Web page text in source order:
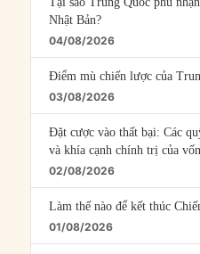
Nhật Bản?
04/08/2026
Điểm mù chiến lược của
03/08/2026
Đặt cược vào thất bại: Các
và khía cạnh chính trị của
02/08/2026
Làm thế nào để kết thúc
01/08/2026